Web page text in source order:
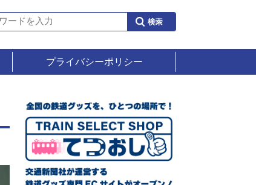
プライバシーポリシー